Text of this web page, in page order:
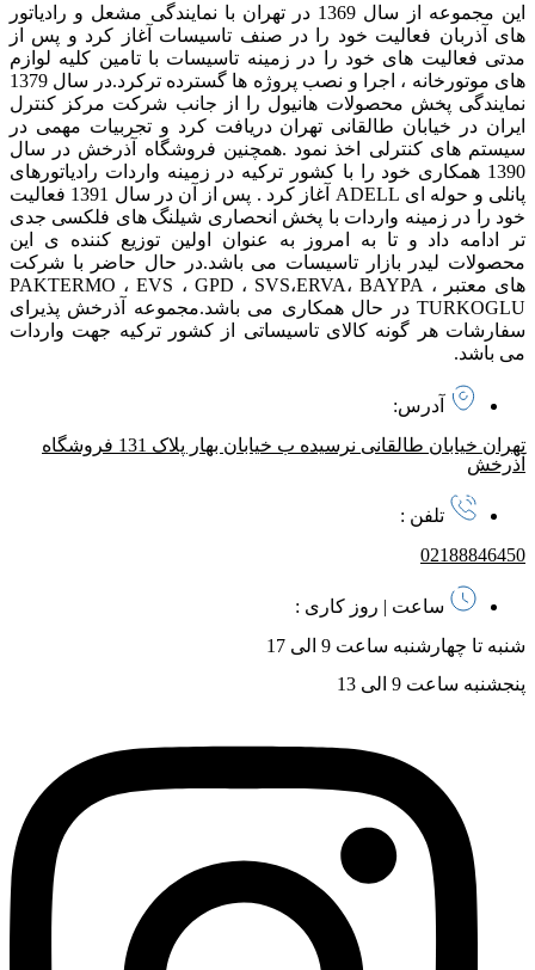
این مجموعه از سال 1369 در تهران با نمایندگی مشعل و رادیاتور
های آذربان فعالیت خود را در صنف تاسیسات آغاز کرد و پس از
مدتی فعالیت های خود را در زمینه تاسیسات با تامین کلیه لوازم
های موتورخانه ، اجرا و نصب پروژه ها گسترده ترکرد. در سال 1379
نمایندگی پخش محصولات هانیول را از جانب شرکت مرکز کنترل
ایران در خیابان طالقانی تهران دریافت کرد و تجربیات مهمی در
سیستم های کنترلی اخذ نمود . همچنین فروشگاه آذرخش در سال
1390 همکاری خود را با کشور ترکیه در زمینه واردات رادیاتورهای
پانلی و حوله ای ADELL آغاز کرد . پس از آن در سال 1391 فعالیت
خود را در زمینه واردات با پخش انحصاری شیلنگ های فلکسی جدی
تر ادامه داد و تا به امروز به عنوان اولین توزیع کننده ی این
محصولات لیدر بازار تاسیسات می باشد. در حال حاضر با شرکت
های معتبر PAKTERMO ، EVS ، GPD ، SVS،ERVA، BAYPA ،
TURKOGLU در حال همکاری می باشد. مجموعه آذرخش پذیرای
سفارشات هر گونه کالای تاسیساتی از کشور ترکیه جهت واردات
می باشد.
آدرس:
تهران خیابان طالقانی نرسیده ب خیابان بهار پلاک 131 فروشگاه
آذرخش
تلفن :
02188846450
ساعت | روز کاری :
شنبه تا چهارشنبه ساعت 9 الی 17
پنجشنبه ساعت 9 الی 13